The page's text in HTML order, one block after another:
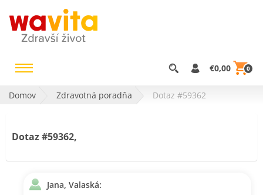
€0,00 0
Domov Zdravotná poradňa Dotaz #59362
Dotaz #59362,
Jana, Valaská: